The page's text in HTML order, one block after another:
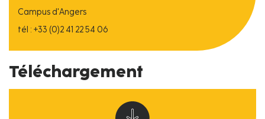
Campus d'Angers
tél : +33 (0)2 41 22 54 06
Téléchargement